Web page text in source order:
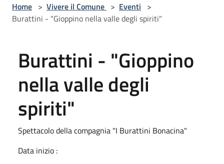
Home > Vivere il Comune > Eventi >
Burattini - "Gioppino nella valle degli spiriti"
Burattini - "Gioppino
nella valle degli
spiriti"
Spettacolo della compagnia "I Burattini Bonacina"
Data inizio :